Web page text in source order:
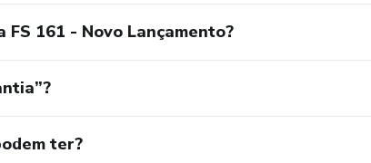
161 - Novo Lançamento?
ter?